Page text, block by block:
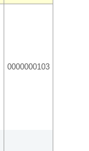
0000000103